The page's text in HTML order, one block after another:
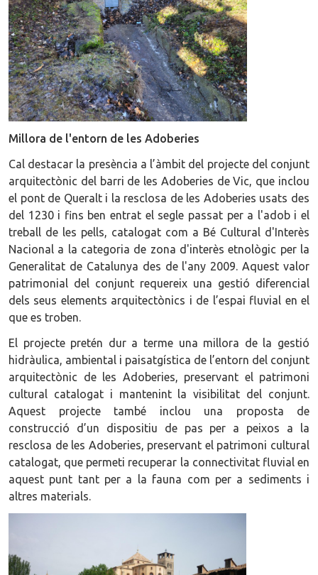
Millora de l'entorn de les Adoberies
Cal destacar la presència a l’àmbit del projecte del conjunt
arquitectònic del barri de les Adoberies de Vic, que inclou
el pont de Queralt i la resclosa de les Adoberies usats des
del 1230 i fins ben entrat el segle passat per a l'adob i el
treball de les pells, catalogat com a Bé Cultural d'Interès
Nacional a la categoria de zona d'interès etnològic per la
Generalitat de Catalunya des de l'any 2009. Aquest valor
patrimonial del conjunt requereix una gestió diferencial
dels seus elements arquitectònics i de l’espai fluvial en el
que es troben.
El projecte pretén dur a terme una millora de la gestió
hidràulica, ambiental i paisatgística de l’entorn del conjunt
arquitectònic de les Adoberies, preservant el patrimoni
cultural catalogat i mantenint la visibilitat del conjunt.
Aquest projecte també inclou una proposta de
construcció d’un dispositiu de pas per a peixos a la
resclosa de les Adoberies, preservant el patrimoni cultural
catalogat, que permeti recuperar la connectivitat fluvial en
aquest punt tant per a la fauna com per a sediments i
altres materials.